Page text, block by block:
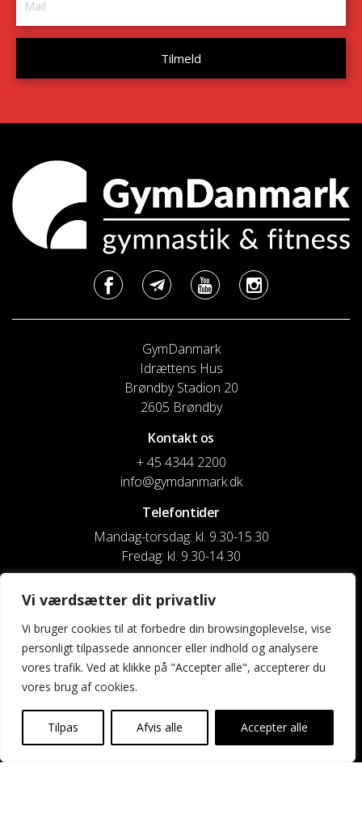
Vi værdsætter dit privatliv
Vi bruger cookies til at forbedre din browsingoplevelse, vise
personligt tilpassede annoncer eller indhold og analysere
vores trafik. Ved at klikke på "Accepter alle", accepterer du
vores brug af cookies.
Tilpas Afvis alle Accepter alle
GymDanmark
Idrættens Hus
Brøndby Stadion 20
2605 Brøndby
Kontakt os
+ 45 4344 2200
info@gymdanmark.dk
Telefontider
Mandag-torsdag: kl. 9.30-15.30
Fredag: kl. 9.30-14.30
CVR nr. 20916818
Reg. & Kontonr.: 4180 3119119022
Privatlivspolitik og cookies
Kontakt os
Kalender